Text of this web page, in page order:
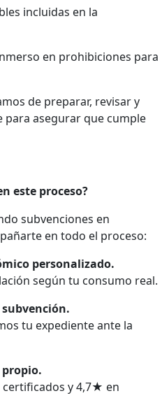
incluidas en la
en prohibiciones para
de preparar, revisar y
asegurar que cumple
este proceso?
subvenciones en
en todo el proceso:
personalizado.
según tu consumo real.
tu expediente ante la
y 4,7★ en